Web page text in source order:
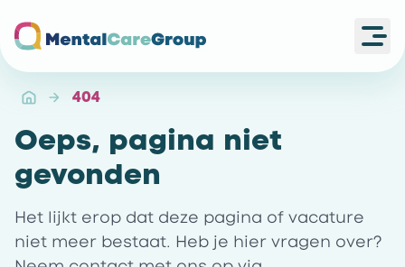
404
Oeps, pagina niet
gevonden
Het lijkt erop dat deze pagina of vacature
niet meer bestaat. Heb je hier vragen over?